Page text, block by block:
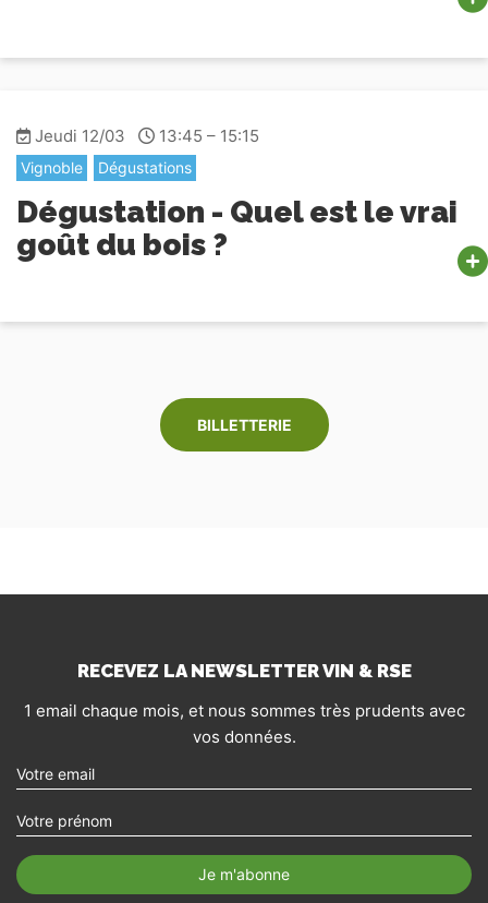
Jeudi 12/03 13:45 – 15:15
Vignoble Dégustations
Dégustation - Quel est le vrai
goût du bois ?
BILLETTERIE
RECEVEZ LA NEWSLETTER VIN & RSE
1 email chaque mois, et nous sommes très prudents avec
vos données.